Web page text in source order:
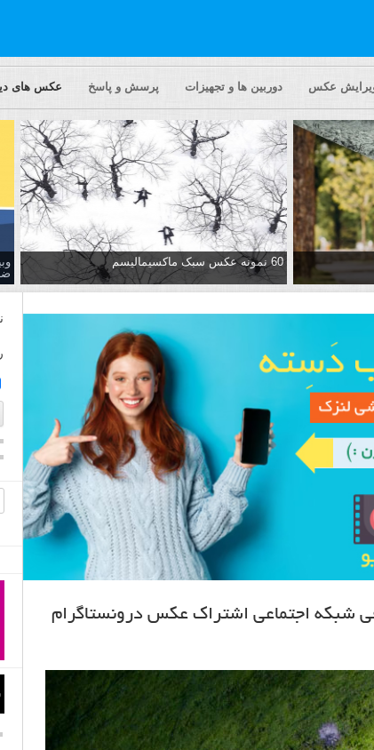
عکس دوربین ها و تجهیزات پرسش و پاسخ عکس های
60 نمونه عکس سبک ماکسیمالیسم
شبکه اجتماعی اشتراک عکس درونستاگرام